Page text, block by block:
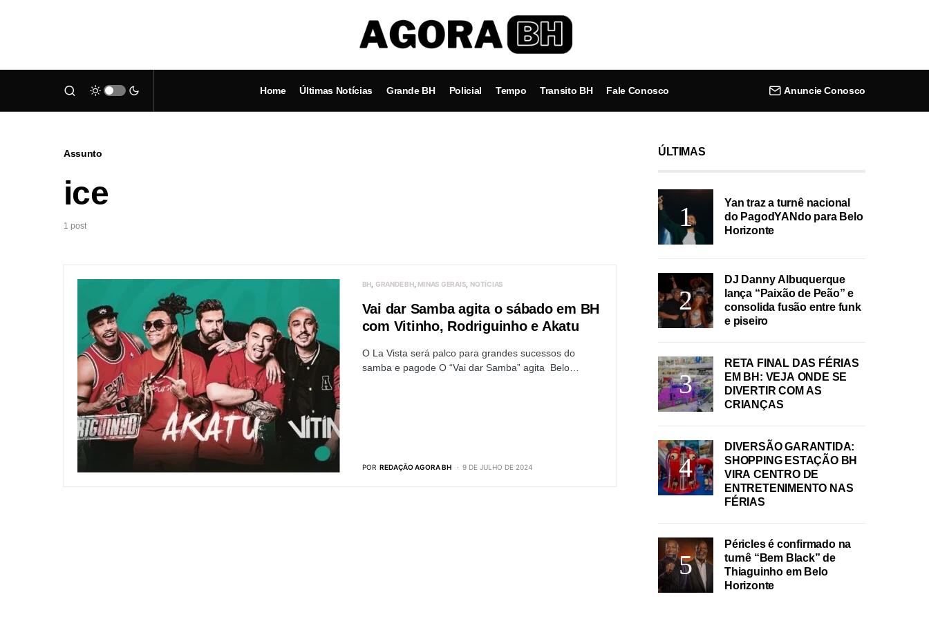
Home Últimas Notícias Grande BH Policial Tempo Transito BH Fale Conosco Anuncie Conosco
Assunto
ice
1 post
BH GRANDE BH MINAS GERAIS NOTÍCIAS
Vai dar Samba agita o sábado em BH
com Vitinho, Rodriguinho e Akatu
O La Vista será palco para grandes sucessos do
samba e pagode O “Vai dar Samba” agita Belo…
POR REDAÇÃO AGORA BH 9 DE JULHO DE 2024
ÚLTIMAS
Yan traz a turnê nacional
do PagodYANdo para Belo
Horizonte
DJ Danny Albuquerque
lança “Paixão de Peão” e
consolida fusão entre funk
e piseiro
RETA FINAL DAS FÉRIAS
EM BH: VEJA ONDE SE
DIVERTIR COM AS
CRIANÇAS
DIVERSÃO GARANTIDA:
SHOPPING ESTAÇÃO BH
VIRA CENTRO DE
ENTRETENIMENTO NAS
FÉRIAS
Péricles é confirmado na
turnê “Bem Black” de
Thiaguinho em Belo
Horizonte